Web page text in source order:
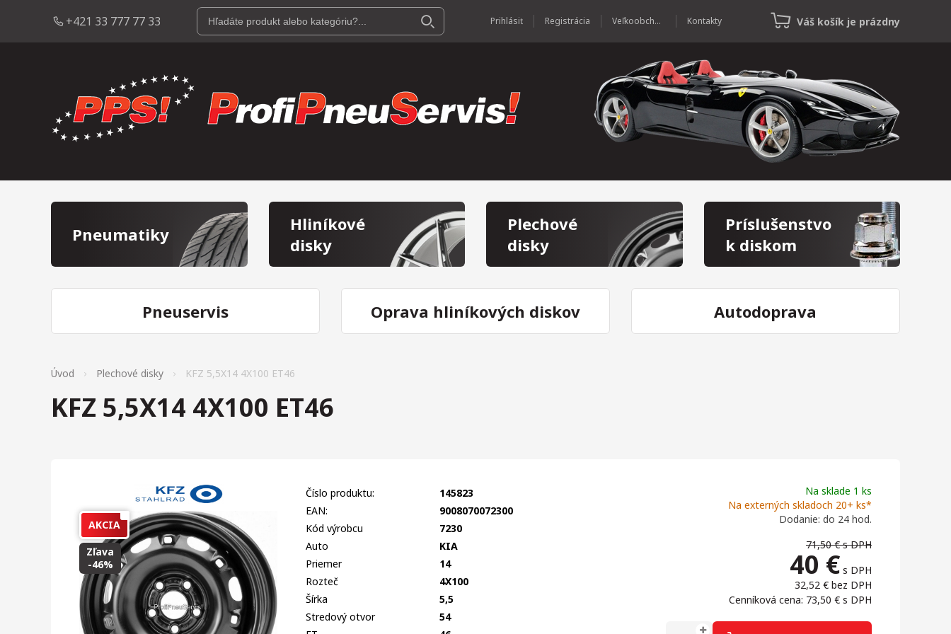
+421 33 777 77 33 Prihlásiť Registrácia Veľkoobchod Kontakty Váš košík je prázdny
Pneumatiky
Hliníkové
disky
Plechové
disky
Príslušenstvo
k diskom
Pneuservis Oprava hliníkových diskov Autodoprava
Úvod Plechové disky KFZ 5,5X14 4X100 ET46
KFZ 5,5X14 4X100 ET46
AKCIA
Zľava
-46%
Na sklade 1 ks
Na externých skladoch 20+ ks*
Dodanie: do 24 hod.
71,50 €s DPH
40 € s DPH
32,52 € bez DPH
Cenníková cena: 73,50 € s DPH
Číslo produktu:
145823
EAN:
9008070072300
Kód výrobcu
7230
Auto
KIA
Priemer
14
Rozteč
4X100
Šírka
5,5
Stredový otvor
54